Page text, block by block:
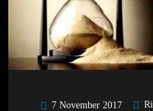
7 November 2017